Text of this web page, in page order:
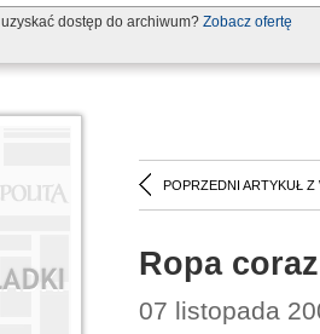
dostęp do archiwum? Zobacz ofertę
POPRZEDNI ARTYKUŁ Z
Ropa
07 listopada